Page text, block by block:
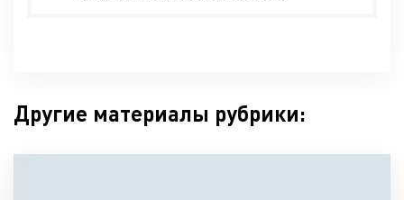
Другие материалы рубрики: